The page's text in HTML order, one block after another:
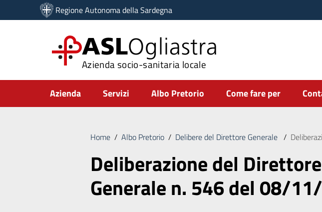
Vai ai contenuti
Vai al menu di navigazione
Regione Autonoma della Sardegna
ASLOgliastra
Azienda socio-sanitaria locale
Submenu
Azienda Servizi Albo Pretorio Come fare per
Home / Albo Pretorio / Delibere del Direttore Generale /
Deliberazione del Direttore
Generale n. 546 del 08/